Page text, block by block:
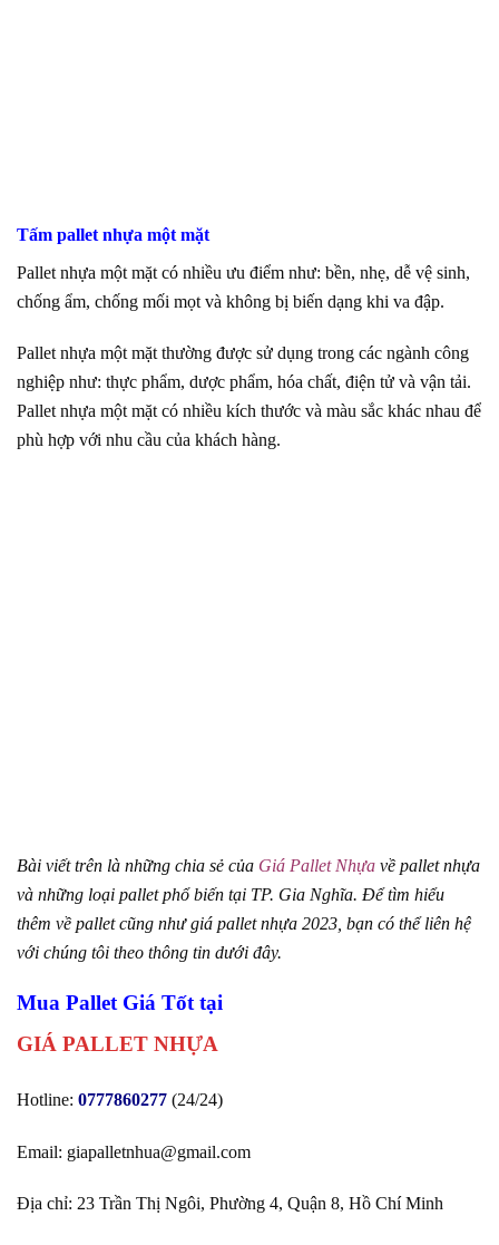
Tấm pallet nhựa một mặt
Pallet nhựa một mặt có nhiều ưu điểm như: bền, nhẹ, dễ vệ sinh,
chống ẩm, chống mối mọt và không bị biến dạng khi va đập.
Pallet nhựa một mặt thường được sử dụng trong các ngành công
nghiệp như: thực phẩm, dược phẩm, hóa chất, điện tử và vận tải.
Pallet nhựa một mặt có nhiều kích thước và màu sắc khác nhau để
phù hợp với nhu cầu của khách hàng.
Bài viết trên là những chia sẻ của Giá Pallet Nhựa về pallet nhựa
và những loại pallet phổ biến tại TP. Gia Nghĩa. Để tìm hiểu
thêm về pallet cũng như giá pallet nhựa 2023, bạn có thể liên hệ
với chúng tôi theo thông tin dưới đây.
Mua Pallet Giá Tốt tại
GIÁ PALLET NHỰA
Hotline: 0777860277 (24/24)
Email: giapalletnhua@gmail.com
Địa chỉ: 23 Trần Thị Ngôi, Phường 4, Quận 8, Hồ Chí Minh